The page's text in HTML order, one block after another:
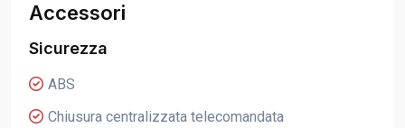
Accessori
Sicurezza
ABS
Chiusura centralizzata telecomandata